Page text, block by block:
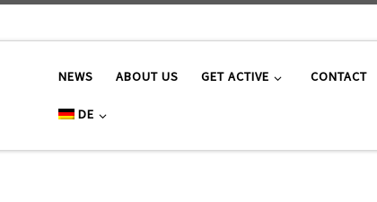
NEWS ABOUT US GET ACTIVE CONTACT
DE